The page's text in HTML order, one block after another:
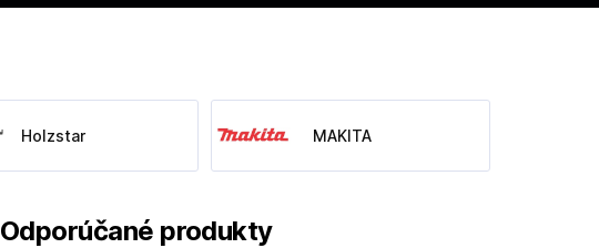
Holzstar MAKITA
Odporúčané produkty